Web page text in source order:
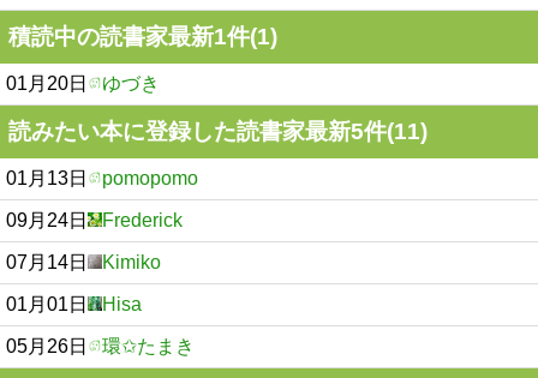
積読中の読書家最新1件(1)
01月20日 ゆづき
読みたい本に登録した読書家最新5件(11)
01月13日 pomopomo
09月24日 Frederick
07月14日 Kimiko
01月01日 Hisa
05月26日 環✩たまき